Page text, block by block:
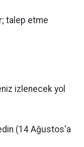
talep etme
izlenecek yol
(14 Ağustos'a